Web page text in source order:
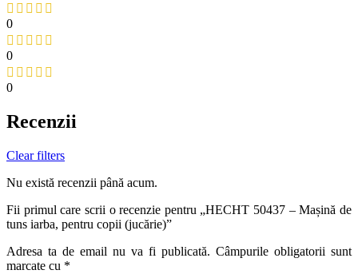
0
0
0
Recenzii
Clear filters
Nu există recenzii până acum.
Fii primul care scrii o recenzie pentru „HECHT 50437 – Mașină de
tuns iarba, pentru copii (jucărie)”
Adresa ta de email nu va fi publicată. Câmpurile obligatorii sunt
marcate cu *